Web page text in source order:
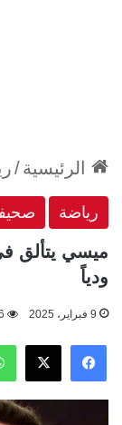
الرئيسية/
رياضة
ميسي يتألق
ودياً
9 فبراير، 2025
فيسبوك
‫X